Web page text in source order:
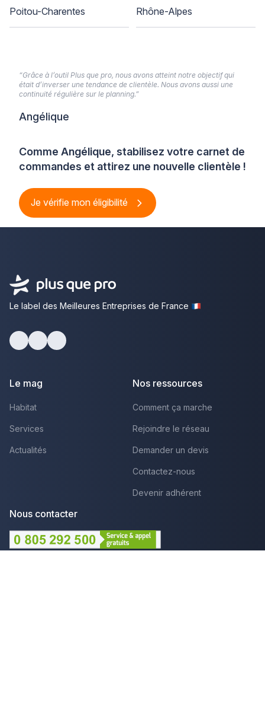
Poitou-Charentes Rhône-Alpes
Comme Angélique, stabilisez votre carnet de
commandes et attirez une nouvelle clientèle !
Je vérifie mon éligibilité
“Grâce à l’outil Plus que pro, nous avons atteint notre objectif qui
était d’inverser une tendance de clientèle. Nous avons aussi une
continuité régulière sur le planning.”
Angélique
Le label des Meilleures Entreprises de France
Le mag
Habitat
Services
Actualités
Nos ressources
Comment ça marche
Rejoindre le réseau
Demander un devis
Contactez-nous
Devenir adhérent
Nous contacter